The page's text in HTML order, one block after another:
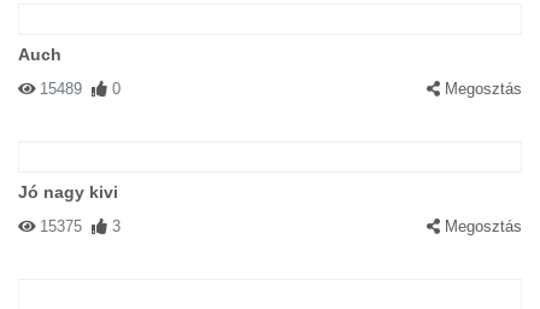
Auch
15489 0 Megosztás
Jó nagy kivi
15375 3 Megosztás